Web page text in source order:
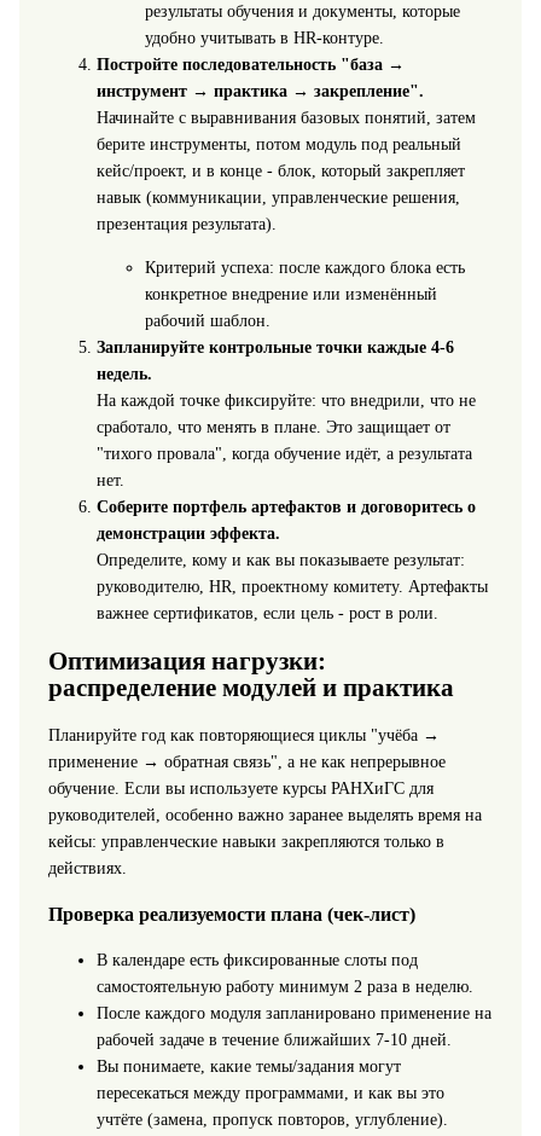
результаты обучения и документы, которые
удобно учитывать в HR-контуре.
Постройте последовательность "база →
инструмент → практика → закрепление".
Начинайте с выравнивания базовых понятий, затем
берите инструменты, потом модуль под реальный
кейс/проект, и в конце - блок, который закрепляет
навык (коммуникации, управленческие решения,
презентация результата).
Критерий успеха: после каждого блока есть
конкретное внедрение или изменённый
рабочий шаблон.
Запланируйте контрольные точки каждые 4-6
недель.
На каждой точке фиксируйте: что внедрили, что не
сработало, что менять в плане. Это защищает от
"тихого провала", когда обучение идёт, а результата
нет.
Соберите портфель артефактов и договоритесь о
демонстрации эффекта.
Определите, кому и как вы показываете результат:
руководителю, HR, проектному комитету. Артефакты
важнее сертификатов, если цель - рост в роли.
Оптимизация нагрузки:
распределение модулей и практика
Планируйте год как повторяющиеся циклы "учёба →
применение → обратная связь", а не как непрерывное
обучение. Если вы используете курсы РАНХиГС для
руководителей, особенно важно заранее выделять время на
кейсы: управленческие навыки закрепляются только в
действиях.
Проверка реализуемости плана (чек-лист)
В календаре есть фиксированные слоты под
самостоятельную работу минимум 2 раза в неделю.
После каждого модуля запланировано применение на
рабочей задаче в течение ближайших 7-10 дней.
Вы понимаете, какие темы/задания могут
пересекаться между программами, и как вы это
учтёте (замена, пропуск повторов, углубление).